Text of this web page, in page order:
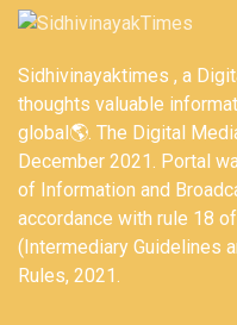
Sidhivinayaktimes , a
thoughts valuable
global🌎. The Digital
December 2021. Portal
of Information and
accordance with rule 18
(Intermediary Guidelines
Rules, 2021.